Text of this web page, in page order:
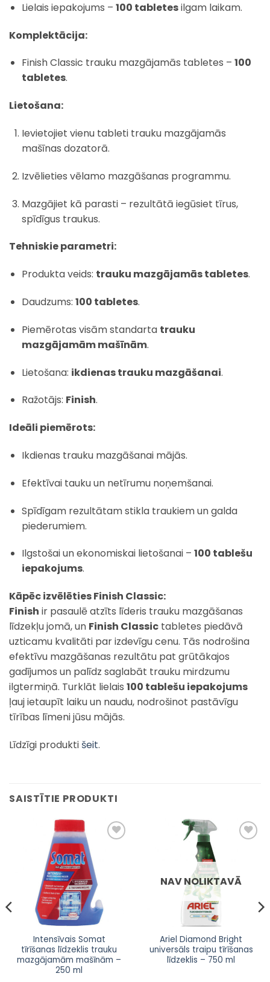
Lielais iepakojums – 100 tabletesilgam laikam.
Komplektācija:
Finish Classic trauku mazgājamās tabletes – 100
tabletes.
Lietošana:
Ievietojiet vienu tableti trauku mazgājamās
mašīnas dozatorā.
Izvēlieties vēlamo mazgāšanas programmu.
Mazgājiet kā parasti – rezultātā iegūsiet tīrus,
spīdīgus traukus.
Tehniskie parametri:
Produkta veids: trauku mazgājamās tabletes.
Daudzums: 100 tabletes.
Piemērotas visām standarta trauku
mazgājamām mašīnām.
Lietošana: ikdienas trauku mazgāšanai.
Ražotājs: Finish.
Ideāli piemērots:
Ikdienas trauku mazgāšanai mājās.
Efektīvai tauku un netīrumu noņemšanai.
Spīdīgam rezultātam stikla traukiem un galda
piederumiem.
Ilgstošai un ekonomiskai lietošanai – 100 tablešu
iepakojums.
Kāpēc izvēlēties Finish Classic:
Finish ir pasaulē atzīts līderis trauku mazgāšanas
līdzekļu jomā, un Finish Classic tabletes piedāvā
uzticamu kvalitāti par izdevīgu cenu. Tās nodrošina
efektīvu mazgāšanas rezultātu pat grūtākajos
gadījumos un palīdz saglabāt trauku mirdzumu
ilgtermiņā. Turklāt lielais 100 tablešu iepakojums
ļauj ietaupīt laiku un naudu, nodrošinot pastāvīgu
tīrības līmeni jūsu mājās.
Līdzīgi produkti šeit.
SAISTĪTIE PRODUKTI
Pievienot
sarakstam
Intensīvais Somat
tīrīšanas līdzeklis trauku
mazgājamām mašīnām –
250 ml
NAV NOLIKTAVĀ
Ariel Diamond Bright
universāls traipu tīrīšanas
līdzeklis – 750 ml